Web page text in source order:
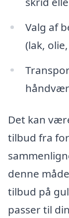
Valg af
(lak,
Det kan
tilbud fra
denne
tilbud på
passer til